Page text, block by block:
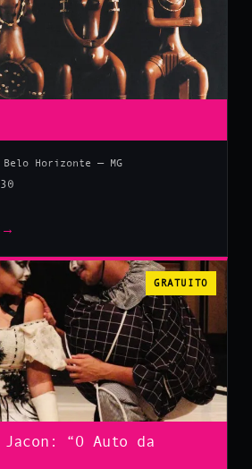
Belo Horizonte — MG
→
GRATUITO
“O Auto da